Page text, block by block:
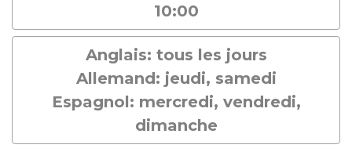
10:00
Anglais: tous les jours
Allemand: jeudi, samedi
Espagnol: mercredi, vendredi,
dimanche